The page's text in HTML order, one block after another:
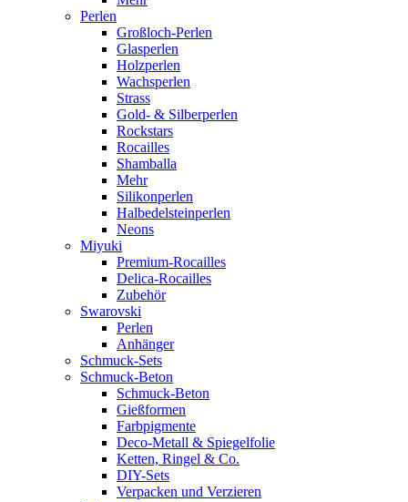
Perlen
Großloch-Perlen
Glasperlen
Holzperlen
Wachsperlen
Strass
Gold- & Silberperlen
Rockstars
Rocailles
Shamballa
Mehr
Silikonperlen
Halbedelsteinperlen
Neons
Miyuki
Premium-Rocailles
Delica-Rocailles
Zubehör
Swarovski
Perlen
Anhänger
Schmuck-Sets
Schmuck-Beton
Schmuck-Beton
Gießformen
Farbpigmente
Deco-Metall & Spiegelfolie
Ketten, Ringel & Co.
DIY-Sets
Verpacken und Verzieren